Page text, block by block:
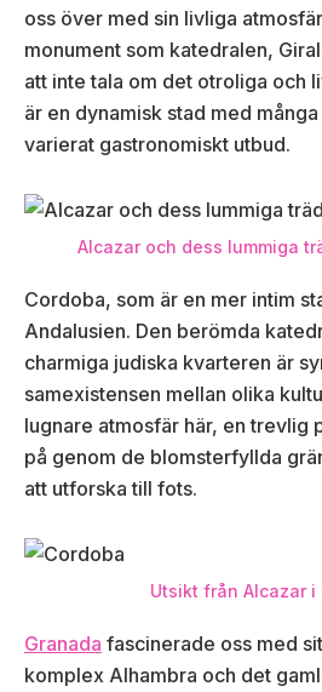
oss över med sin livliga
monument som katedralen,
att inte tala om det otroliga och
är en dynamisk stad med
varierat gastronomiskt utbud.
Alcazar och dess lummiga
Cordoba, som är en mer intim
Andalusien. Den berömda
charmiga judiska kvarteren är
samexistensen mellan olika
lugnare atmosfär här, en trevlig
på genom de blomsterfyllda
att utforska till fots.
Utsikt från Alcazar i
Granada fascinerade oss med
komplex Alhambra och det